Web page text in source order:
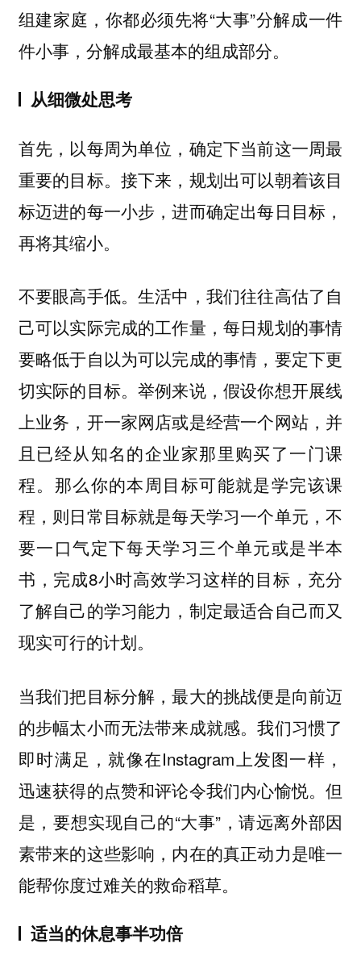
组建家庭，你都必须先将“大事”分解成一件
件小事，分解成最基本的组成部分。
从细微处思考
首先，以每周为单位，确定下当前这一周最
重要的目标。接下来，规划出可以朝着该目
标迈进的每一小步，进而确定出每日目标，
再将其缩小。
不要眼高手低。生活中，我们往往高估了自
己可以实际完成的工作量，每日规划的事情
要略低于自以为可以完成的事情，要定下更
切实际的目标。举例来说，假设你想开展线
上业务，开一家网店或是经营一个网站，并
且已经从知名的企业家那里购买了一门课
程。那么你的本周目标可能就是学完该课
程，则日常目标就是每天学习一个单元，不
要一口气定下每天学习三个单元或是半本
书，完成8小时高效学习这样的目标，充分
了解自己的学习能力，制定最适合自己而又
现实可行的计划。
当我们把目标分解，最大的挑战便是向前迈
的步幅太小而无法带来成就感。我们习惯了
即时满足，就像在Instagram上发图一样，
迅速获得的点赞和评论令我们内心愉悦。但
是，要想实现自己的“大事”，请远离外部因
素带来的这些影响，内在的真正动力是唯一
能帮你度过难关的救命稻草。
适当的休息事半功倍